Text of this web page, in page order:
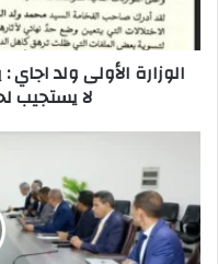
الوزارة الأولى ولد
لا يستجيب